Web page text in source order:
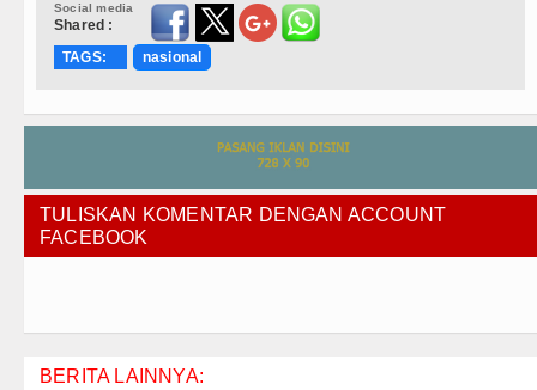
Social media
Shared :
TAGS:
nasional
TULISKAN KOMENTAR DENGAN ACCOUNT
FACEBOOK
BERITA LAINNYA: